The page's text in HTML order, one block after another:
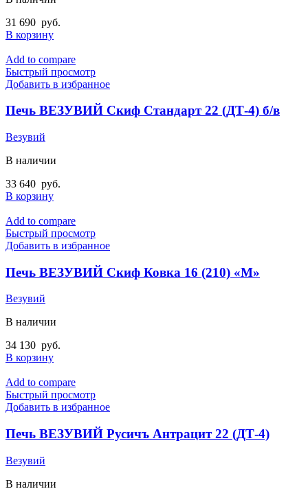
31 690 руб.
В корзину
Add to compare
Быстрый просмотр
Добавить в избранное
Печь ВЕЗУВИЙ Скиф Стандарт 22 (ДТ-4) б/в
Везувий
В наличии
33 640 руб.
В корзину
Add to compare
Быстрый просмотр
Добавить в избранное
Печь ВЕЗУВИЙ Скиф Ковка 16 (210) «М»
Везувий
В наличии
34 130 руб.
В корзину
Add to compare
Быстрый просмотр
Добавить в избранное
Печь ВЕЗУВИЙ Русичъ Антрацит 22 (ДТ-4)
Везувий
В наличии